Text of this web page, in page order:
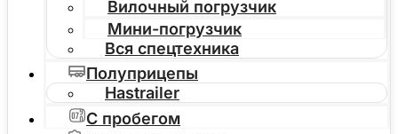
Вилочный погрузчик
Мини-погрузчик
Вся спецтехника
Полуприцепы
Hastrailer
С пробегом